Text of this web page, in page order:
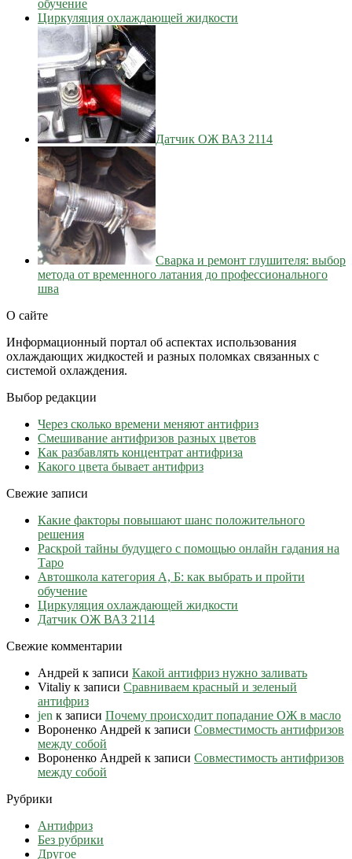
обучение
Циркуляция охлаждающей жидкости
Датчик ОЖ ВАЗ 2114
Сварка и ремонт глушителя: выбор
метода от временного латания до профессионального
шва
О сайте
Информационный портал об аспектах использования
охлаждающих жидкостей и разных поломках связанных с
системой охлаждения.
Выбор редакции
Через сколько времени меняют антифриз
Cмешивание антифризов разных цветов
Как разбавлять концентрат антифриза
Какого цвета бывает антифриз
Свежие записи
Какие факторы повышают шанс положительного
решения
Раскрой тайны будущего с помощью онлайн гадания на
Таро
Автошкола категория А, Б: как выбрать и пройти
обучение
Циркуляция охлаждающей жидкости
Датчик ОЖ ВАЗ 2114
Свежие комментарии
Андрей к записи Какой антифриз нужно заливать
Vitaliy к записи Сравниваем красный и зеленый
антифриз
jen к записи Почему происходит попадание ОЖ в масло
Вороненко Андрей к записи Совместимость антифризов
между собой
Вороненко Андрей к записи Совместимость антифризов
между собой
Рубрики
Антифриз
Без рубрики
Другое